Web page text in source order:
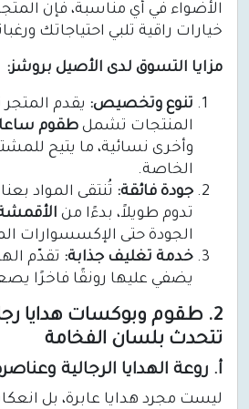
الأضواء في أي مناسبة، فإن
خيارات راقية تلبي احتياجاتك
مزايا التسوق لدى الأصيل بروشز:
تنوع وتخصيص: يقدم
المنتجات تشمل طقوم
وأخرى نسائية، ما يتيح
الخاصة.
جودة فائقة: تُنتقى المواد
تدوم طويلاً، بدءًا من الأقمشة
الجودة حتى الإكسسوارات
خدمة تغليف جذابة: تقدّم
يضفي عليها رونقًا فاخرًا
2. طقوم وبوكسات هدايا
تتحدث بلسان الفخامة
أ. روعة الهدايا الرجالية
ليست مجرد هدايا عابرة، بل